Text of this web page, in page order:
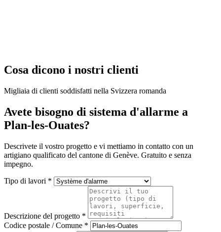
Cosa dicono i nostri clienti
Migliaia di clienti soddisfatti nella Svizzera romanda
Avete bisogno di sistema d'allarme a
Plan-les-Ouates?
Descrivete il vostro progetto e vi mettiamo in contatto con un
artigiano qualificato del cantone di Genève. Gratuito e senza
impegno.
Tipo di lavori *
Descrizione del progetto *
Codice postale / Comune *